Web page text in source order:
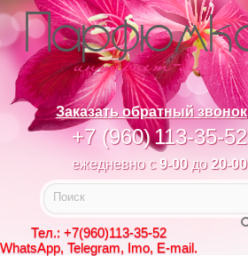
Заказать обратный звонок
+7 (960)113-35-52
ежедневно с 9-00до 20-00
Тел.: +7(960)113-35-52
WhatsApp, Telegram, Imo, E-mail.